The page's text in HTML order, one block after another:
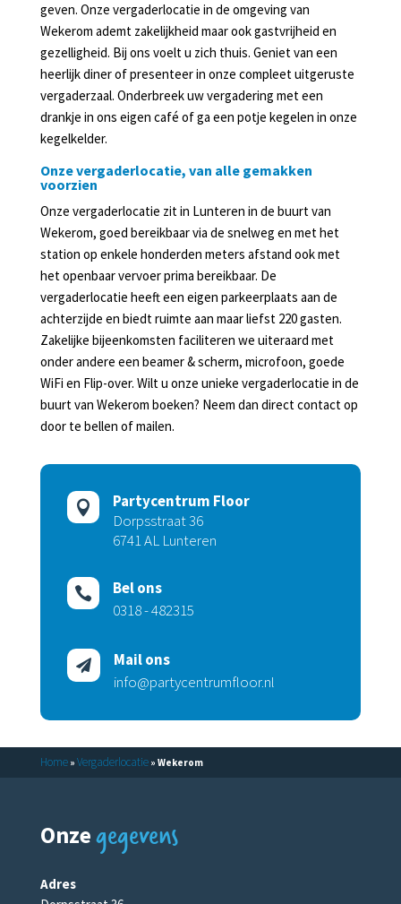
geven. Onze vergaderlocatie in de omgeving van
Wekerom ademt zakelijkheid maar ook gastvrijheid en
gezelligheid. Bij ons voelt u zich thuis. Geniet van een
heerlijk diner of presenteer in onze compleet uitgeruste
vergaderzaal. Onderbreek uw vergadering met een
drankje in ons eigen café of ga een potje kegelen in onze
kegelkelder.
Onze vergaderlocatie, van alle gemakken
voorzien
Onze vergaderlocatie zit in Lunteren in de buurt van
Wekerom, goed bereikbaar via de snelweg en met het
station op enkele honderden meters afstand ook met
het openbaar vervoer prima bereikbaar. De
vergaderlocatie heeft een eigen parkeerplaats aan de
achterzijde en biedt ruimte aan maar liefst 220 gasten.
Zakelijke bijeenkomsten faciliteren we uiteraard met
onder andere een beamer & scherm, microfoon, goede
WiFi en Flip-over. Wilt u onze unieke vergaderlocatie in de
buurt van Wekerom boeken? Neem dan direct contact op
door te bellen of mailen.

Partycentrum Floor
Dorpsstraat 36
6741 AL Lunteren

Bel ons
0318 - 482315

Mail ons
info@partycentrumfloor.nl
Home» Vergaderlocatie» Wekerom
Onzegegevens
Adres